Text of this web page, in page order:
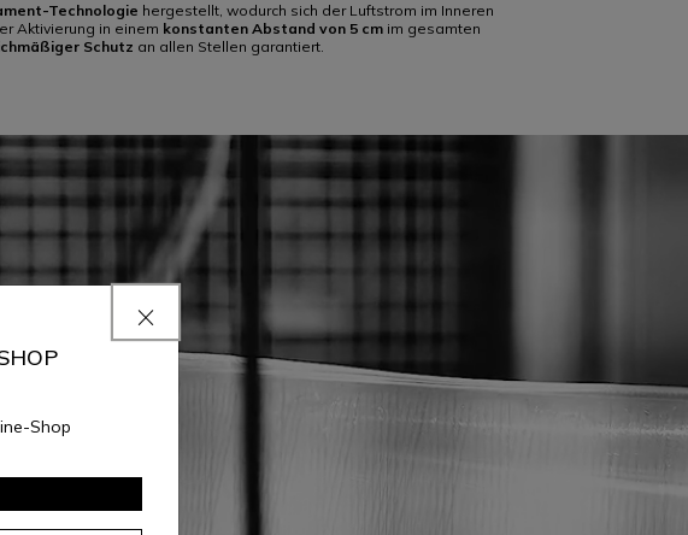
Technologie hergestellt, wodurch sich der Luftstrom im Inneren
Aktivierung in einem konstanten Abstand von 5 cm im gesamten
Schutz an allen Stellen garantiert.
Shop